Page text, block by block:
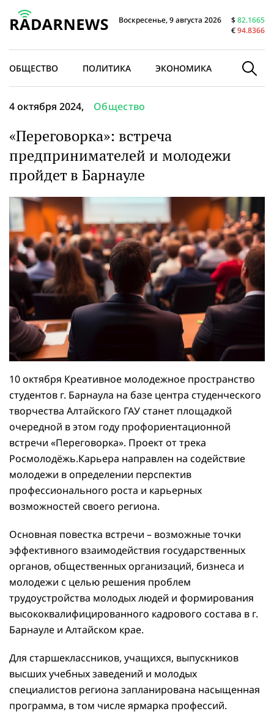
Воскресенье, 9 августа 2026 $82.1665
€94.8366
ОБЩЕСТВО ПОЛИТИКА ЭКОНОМИКА В МИРЕ
4 октября 2024, Общество
«Переговорка»: встреча
предпринимателей и молодежи
пройдет в Барнауле
10 октября Креативное молодежное пространство
студентов г. Барнаула на базе центра студенческого
творчества Алтайского ГАУ станет площадкой
очередной в этом году профориентационной
встречи «Переговорка». Проект от трека
Росмолодёжь.Карьера направлен на содействие
молодежи в определении перспектив
профессионального роста и карьерных
возможностей своего региона.
Основная повестка встречи – возможные точки
эффективного взаимодействия государственных
органов, общественных организаций, бизнеса и
молодежи с целью решения проблем
трудоустройства молодых людей и формирования
высококвалифицированного кадрового состава в г.
Барнауле и Алтайском крае.
Для старшеклассников, учащихся, выпускников
высших учебных заведений и молодых
специалистов региона запланирована насыщенная
программа, в том числе ярмарка профессий.